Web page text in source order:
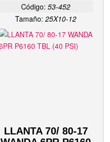
Código: 53-452
Tamaño: 25X10-12
LLANTA 70/ 80-17